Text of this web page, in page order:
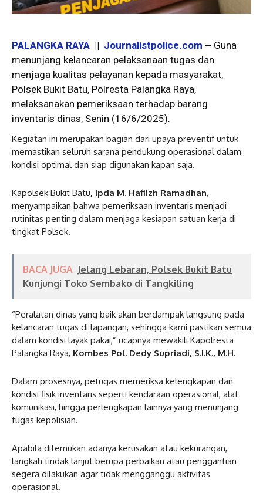
PALANGKA RAYA || Journalistpolice.com – Guna
menunjang kelancaran pelaksanaan tugas dan
menjaga kualitas pelayanan kepada masyarakat,
Polsek Bukit Batu, Polresta Palangka Raya,
melaksanakan pemeriksaan terhadap barang
inventaris dinas, Senin (16/6/2025).
Kegiatan ini merupakan bagian dari upaya preventif untuk
memastikan seluruh sarana pendukung operasional dalam
kondisi optimal dan siap digunakan kapan saja.
Kapolsek Bukit Batu, Ipda M. Hafiizh Ramadhan,
menyampaikan bahwa pemeriksaan inventaris menjadi
rutinitas penting dalam menjaga kesiapan satuan kerja di
tingkat Polsek.
BACA JUGA Jelang Lebaran, Polsek Bukit Batu
Kunjungi Toko Sembako di Tangkiling
“Peralatan dinas yang baik akan berdampak langsung pada
kelancaran tugas di lapangan, sehingga kami pastikan semua
dalam kondisi layak pakai,” ucapnya mewakili Kapolresta
Palangka Raya, Kombes Pol. Dedy Supriadi, S.I.K., M.H.
Dalam prosesnya, petugas memeriksa kelengkapan dan
kondisi fisik inventaris seperti kendaraan operasional, alat
komunikasi, hingga perlengkapan lainnya yang menunjang
tugas kepolisian.
Apabila ditemukan adanya kerusakan atau kekurangan,
langkah tindak lanjut berupa perbaikan atau penggantian
segera dilakukan agar tidak mengganggu aktivitas
operasional.